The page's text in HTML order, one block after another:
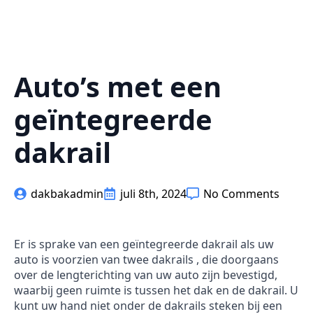
Auto’s met een
geïntegreerde
dakrail
dakbakadmin juli 8th, 2024 No Comments
Er is sprake van een geïntegreerde dakrail als uw
auto is voorzien van twee dakrails , die doorgaans
over de lengterichting van uw auto zijn bevestigd,
waarbij geen ruimte is tussen het dak en de dakrail. U
kunt uw hand niet onder de dakrails steken bij een